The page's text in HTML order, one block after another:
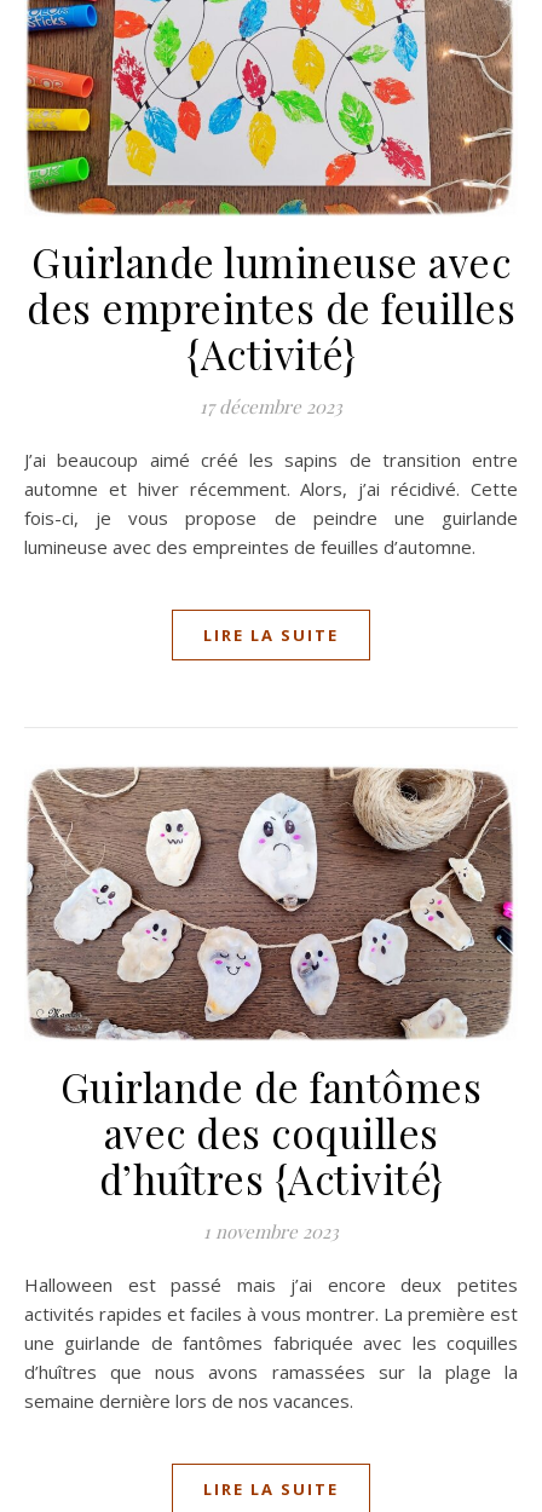
Guirlande lumineuse avec
des empreintes de feuilles
{Activité}
17 décembre 2023
J’ai beaucoup aimé créé les sapins de transition entre
automne et hiver récemment. Alors, j’ai récidivé. Cette
fois-ci, je vous propose de peindre une guirlande
lumineuse avec des empreintes de feuilles d’automne.
LIRE LA SUITE
Guirlande de fantômes
avec des coquilles
d’huîtres {Activité}
1 novembre 2023
Halloween est passé mais j’ai encore deux petites
activités rapides et faciles à vous montrer. La première est
une guirlande de fantômes fabriquée avec les coquilles
d’huîtres que nous avons ramassées sur la plage la
semaine dernière lors de nos vacances.
LIRE LA SUITE